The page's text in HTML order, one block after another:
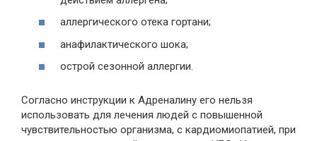
аллергического отека гортани;
анафилактического шока;
острой сезонной аллергии.
Согласно инструкции к Адреналину его нельзя
использовать для лечения людей с повышенной
чувствительностью организма, с кардиомиопатией, при